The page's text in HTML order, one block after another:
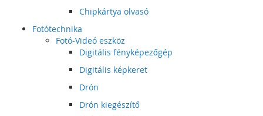
Chipkártya olvasó
Fotótechnika
Fotó-Videó eszköz
Digitális fényképezőgép
Digitális képkeret
Drón
Drón kiegészítő